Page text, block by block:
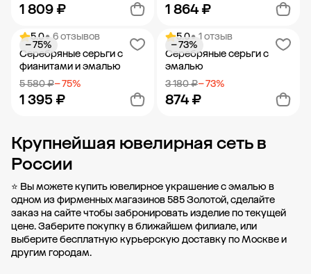
1 809 ₽
Добавить в корзину
1 864 ₽
Добавить в корзину
5.0• 6 отзывов
Серебряные серьги с
фианитами и эмалью
5 580 ₽− 75%
1 395 ₽
− 75%
Добавить в корзину
5.0• 1 отзыв
Серебряные серьги с
эмалью
3 180 ₽− 73%
874 ₽
− 73%
Добавить в корзину
Крупнейшая ювелирная сеть в
России
⭐ Вы можете купить ювелирное украшение с эмалью в
одном из фирменных магазинов 585 Золотой, сделайте
заказ на сайте чтобы забронировать изделие по текущей
цене. Заберите покупку вближайшем филиале, или
выберите бесплатную курьерскую доставку по Москве и
другим городам.